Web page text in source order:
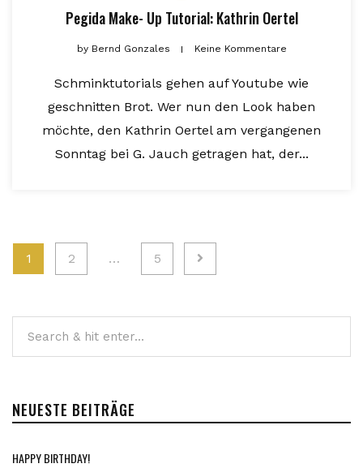
Pegida Make- Up Tutorial: Kathrin Oertel
byBernd Gonzales Keine Kommentare
Schminktutorials gehen auf Youtube wie
geschnitten Brot. Wer nun den Look haben
möchte, den Kathrin Oertel am vergangenen
Sonntag bei G. Jauch getragen hat, der...
Seitennummerierung
Beiträge
1 2 … 5
NEUESTE BEITRÄGE
HAPPY BIRTHDAY!